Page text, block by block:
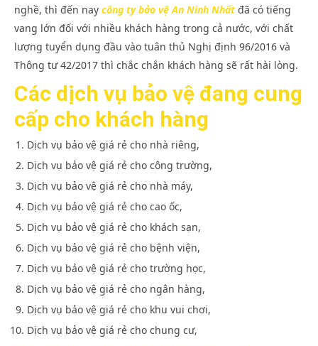
nghề, thì đến nay công ty bảo vệ An Ninh Nhất đã có tiếng
vang lớn đối với nhiều khách hàng trong cả nước, với chất
lượng tuyển dụng đầu vào tuân thủ Nghị định 96/2016 và
Thông tư 42/2017 thì chắc chắn khách hàng sẽ rất hài lòng.
Các dịch vụ bảo vệ đang cung
cấp cho khách hàng
Dịch vụ bảo vệ giá rẻ cho nhà riêng,
Dịch vụ bảo vệ giá rẻ cho công trường,
Dịch vụ bảo vệ giá rẻ cho nhà máy,
Dịch vụ bảo vệ giá rẻ cho cao ốc,
Dịch vụ bảo vệ giá rẻ cho khách sạn,
Dịch vụ bảo vệ giá rẻ cho bệnh viện,
Dịch vụ bảo vệ giá rẻ cho trường học,
Dịch vụ bảo vệ giá rẻ cho ngân hàng,
Dịch vụ bảo vệ giá rẻ cho khu vui chơi,
Dịch vụ bảo vệ giá rẻ cho chung cư,